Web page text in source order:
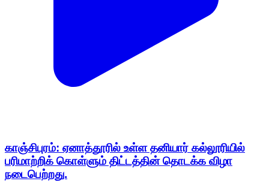
காஞ்சிபுரம்: ஏனாத்தூரில் உள்ள தனியார் கல்லூரியில்
பரிமாற்றிக் கொள்ளும் திட்டத்தின் தொடக்க விழா
நடைபெற்றது.